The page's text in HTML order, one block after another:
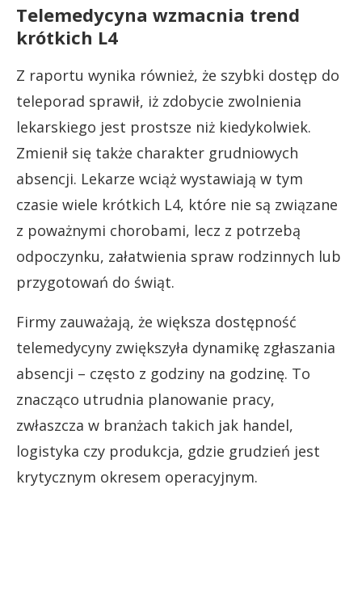
Telemedycyna wzmacnia trend
krótkich L4
Z raportu wynika również, że szybki dostęp do
teleporad sprawił, iż zdobycie zwolnienia
lekarskiego jest prostsze niż kiedykolwiek.
Zmienił się także charakter grudniowych
absencji. Lekarze wciąż wystawiają w tym
czasie wiele krótkich L4, które nie są związane
z poważnymi chorobami, lecz z potrzebą
odpoczynku, załatwienia spraw rodzinnych lub
przygotowań do świąt.
Firmy zauważają, że większa dostępność
telemedycyny zwiększyła dynamikę zgłaszania
absencji – często z godziny na godzinę. To
znacząco utrudnia planowanie pracy,
zwłaszcza w branżach takich jak handel,
logistyka czy produkcja, gdzie grudzień jest
krytycznym okresem operacyjnym.